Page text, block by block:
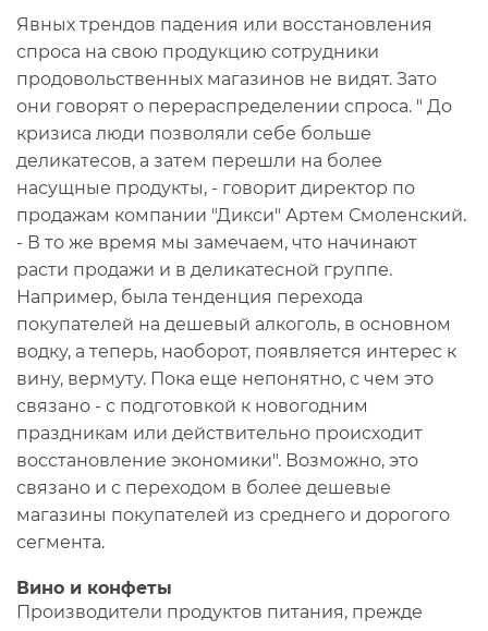
Явных трендов падения или восстановления
спроса на свою продукцию сотрудники
продовольственных магазинов не видят. Зато
они говорят о перераспределении спроса. " До
кризиса люди позволяли себе больше
деликатесов, а затем перешли на более
насущные продукты, - говорит директор по
продажам компании "Дикси" Артем Смоленский.
- В то же время мы замечаем, что начинают
расти продажи и в деликатесной группе.
Например, была тенденция перехода
покупателей на дешевый алкоголь, в основном
водку, а теперь, наоборот, появляется интерес к
вину, вермуту. Пока еще непонятно, с чем это
связано - с подготовкой к новогодним
праздникам или действительно происходит
восстановление экономики". Возможно, это
связано и с переходом в более дешевые
магазины покупателей из среднего и дорогого
сегмента.
Вино и конфеты
Производители продуктов питания, прежде